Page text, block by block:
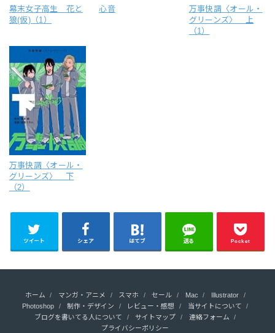
幕末女子高生 花と
狼(仮)（1）
心音
万事快調〈オール・
グリーンズ〉 上
（1）
万事快調〈オール・
グリーンズ〉 下
（2）
ツイート シェア はてブ 送る Pocket
ホーム マンガ・アニメ スマホ セール Mac
Illustrator
Photoshop
制作・デザイン レビュー・感想
当サイトについて
ブログを書いてる人について
サイトマップ
連絡フォーム
プライバシーポリシー